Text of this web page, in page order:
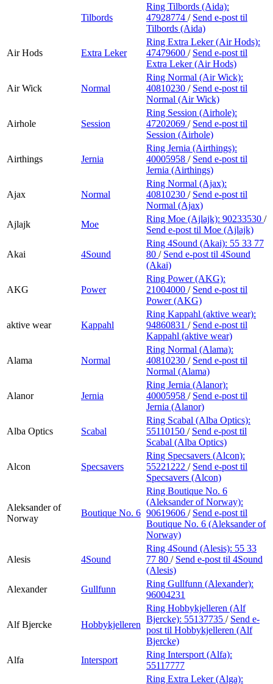
Tilbords
Ring Tilbords (Aida):
47928774 / Send e-post til
Tilbords (Aida)
Air Hods Extra Leker
Ring Extra Leker (Air Hods):
47479600 / Send e-post til
Extra Leker (Air Hods)
Air Wick Normal
Ring Normal (Air Wick):
40810230 / Send e-post til
Normal (Air Wick)
Airhole Session
Ring Session (Airhole):
47202069 / Send e-post til
Session (Airhole)
Airthings Jernia
Ring Jernia (Airthings):
40005958 / Send e-post til
Jernia (Airthings)
Ajax Normal
Ring Normal (Ajax):
40810230 / Send e-post til
Normal (Ajax)
Ajlajk
Moe
Ring Moe (Ajlajk): 90233530 /
Send e-post til Moe (Ajlajk)
Akai 4Sound
Ring 4Sound (Akai): 55 33 77
80 / Send e-post til 4Sound
(Akai)
AKG Power
Ring Power (AKG):
21004000 / Send e-post til
Power (AKG)
aktive wear Kappahl
Ring Kappahl (aktive wear):
94860831 / Send e-post til
Kappahl (aktive wear)
Alama Normal
Ring Normal (Alama):
40810230 / Send e-post til
Normal (Alama)
Alanor Jernia
Ring Jernia (Alanor):
40005958 / Send e-post til
Jernia (Alanor)
Alba Optics Scabal
Ring Scabal (Alba Optics):
55110150 / Send e-post til
Scabal (Alba Optics)
Alcon Specsavers
Ring Specsavers (Alcon):
55221222 / Send e-post til
Specsavers (Alcon)
Aleksander of
Norway
Boutique No. 6
Ring Boutique No. 6
(Aleksander of Norway):
90619606 / Send e-post til
Boutique No. 6 (Aleksander of
Norway)
Alesis 4Sound
Ring 4Sound (Alesis): 55 33
77 80 / Send e-post til 4Sound
(Alesis)
Alexander
Gullfunn
Ring Gullfunn (Alexander):
96004231
Alf Bjercke Hobbykjelleren
Ring Hobbykjelleren (Alf
Bjercke): 55137735 / Send e-
post til Hobbykjelleren (Alf
Bjercke)
Alfa
Intersport
Ring Intersport (Alfa):
55117777
Ring Extra Leker (Alga):